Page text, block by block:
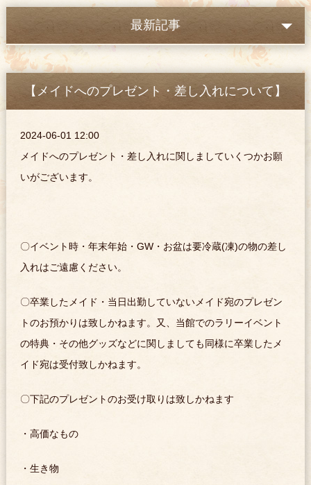
最新記事
【メイドへのプレゼント・差し入れについて】
2024-06-01 12:00
メイドへのプレゼント・差し入れに関しましていくつかお願
いがございます。
〇イベント時・年末年始・GW・お盆は要冷蔵(凍)の物の差し
入れはご遠慮ください。
〇卒業したメイド・当日出勤していないメイド宛のプレゼン
トのお預かりは致しかねます。又、当館でのラリーイベント
の特典・その他グッズなどに関しましても同様に卒業したメ
イド宛は受付致しかねます。
〇下記のプレゼントのお受け取りは致しかねます
・高価なもの
・生き物